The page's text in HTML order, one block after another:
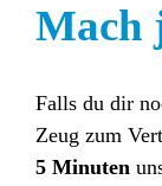
Mach
Falls du dir
Zeug zum
5 Minuten